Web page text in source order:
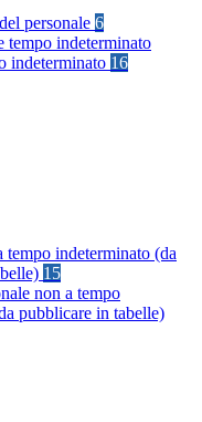
personale 6
tempo indeterminato
indeterminato 16
tempo indeterminato (da
15
non a tempo
pubblicare in tabelle)